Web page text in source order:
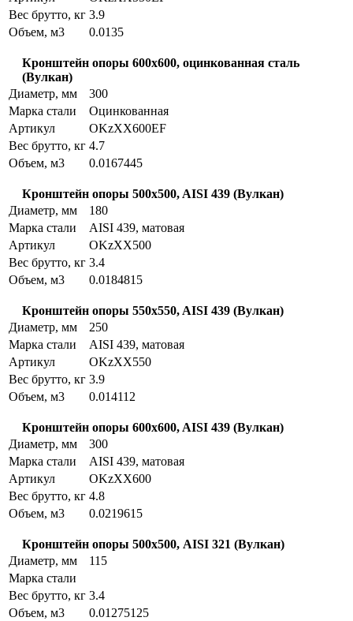
Вес брутто, кг 3.9
Объем, м3
0.0135
Кронштейн опоры 600x600, оцинкованная сталь
(Вулкан)
Диаметр, мм
300
Марка стали
Оцинкованная
Артикул
OKzXX600EF
Вес брутто, кг 4.7
Объем, м3
0.0167445
Кронштейн опоры 500x500, AISI 439 (Вулкан)
Диаметр, мм
180
Марка стали
AISI 439, матовая
Артикул
OKzXX500
Вес брутто, кг 3.4
Объем, м3
0.0184815
Кронштейн опоры 550x550, AISI 439 (Вулкан)
Диаметр, мм
250
Марка стали
AISI 439, матовая
Артикул
OKzXX550
Вес брутто, кг 3.9
Объем, м3
0.014112
Кронштейн опоры 600x600, AISI 439 (Вулкан)
Диаметр, мм
300
Марка стали
AISI 439, матовая
Артикул
OKzXX600
Вес брутто, кг 4.8
Объем, м3
0.0219615
Кронштейн опоры 500х500, AISI 321 (Вулкан)
Диаметр, мм
115
Марка стали
Вес брутто, кг 3.4
Объем, м3
0.01275125